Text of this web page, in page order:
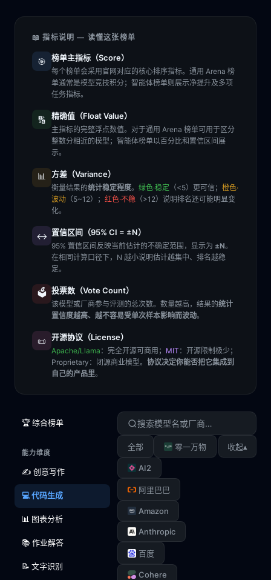
📖 指标说明 — 读懂这张榜单
🎯 榜单主指标（Score）
每个榜单会采用官网对应的核心排序指标。通用 Arena 榜
单通常是模型竞技积分；智能体榜单则展示净提升及多项
任务指标。
🔢 精确值（Float Value）
主指标的完整浮点数值。对于通用 Arena 榜单可用于区分
整数分相近的模型；智能体榜单以百分比和置信区间展
示。
📊 方差（Variance）
衡量结果的统计稳定程度。 绿色·稳定 （<5）更可信； 橙色·
波动 （5~12）； 红色·不稳 （>12）说明排名还可能明显变
化。
↔️ 置信区间（95% CI = ±N）
95% 置信区间反映当前估计的不确定范围，显示为 ±N。
在相同计算口径下，N 越小说明估计越集中、排名越稳
定。
🗳️ 投票数（Vote Count）
该模型或厂商参与评测的总次数。数量越高，结果的统计
置信度越高、越不容易受单次样本影响而波动。
📜 开源协议（License）
Apache/Llama ：完全开源可商用； MIT ：开源限制极少；
Proprietary ：闭源商业模型。 协议决定你能否把它集成到
自己的产品里。
🏆 综合榜单
能力维度
✍️ 创意写作
💻 代码生成
📊 图表分析
📚 作业解答
📝 文字识别
全部 零一万物
AI2
阿里巴巴
Amazon
Anthropic
百度
Cohere
收起▴